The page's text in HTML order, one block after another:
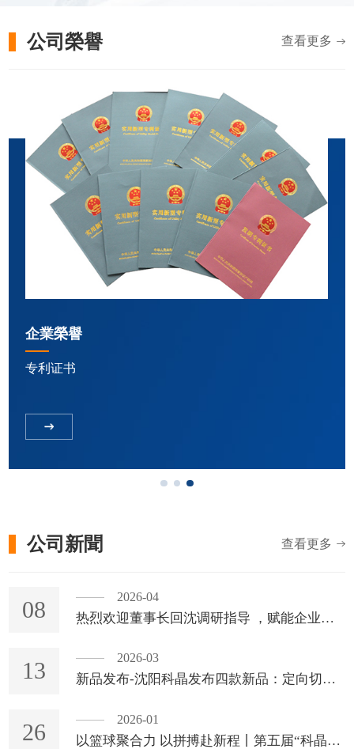
公司榮譽 查看更多
企業榮譽
专利证书
公司新聞 查看更多
08 2026-04
热烈欢迎董事长回沈调研指导 ，赋能企业高质量发展
13 2026-03
新品发布-沈阳科晶发布四款新品：定向切割一体机、双盘压力研磨机、真空旋涂机、电解抛光仪
26 2026-01
以篮球聚合力 以拼搏赴新程丨第五届“科晶杯”篮球争霸赛圆满落幕